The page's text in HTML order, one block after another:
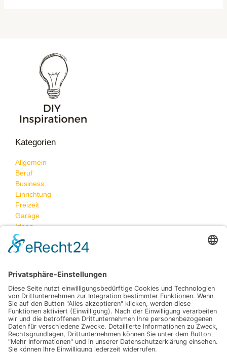
Kategorien
Allgemein
Beruf
Business
Einrichtung
Freizeit
Garage
Ideen
Neueste Beiträge
Was passiert, wenn Feuchtigkeit heimlich die Wände
angreift – und wie Sie das stoppen können
Eheringe selbst gestalten: Persönliche Gravuren und
Symbole für unvergessliche Erinnerungen
So gelingt die kuschelige Erstausstattung fürs
Kinderzimmer
Effizienz in der Serienfertigung: Optimierung der
Produktionsketten